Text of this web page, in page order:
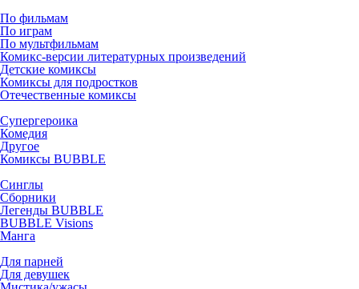
По фильмам
По играм
По мультфильмам
Комикс-версии литературных произведений
Детские комиксы
Комиксы для подростков
Отечественные комиксы
Супергероика
Комедия
Другое
Комиксы BUBBLE
Синглы
Сборники
Легенды BUBBLE
BUBBLE Visions
Манга
Для парней
Для девушек